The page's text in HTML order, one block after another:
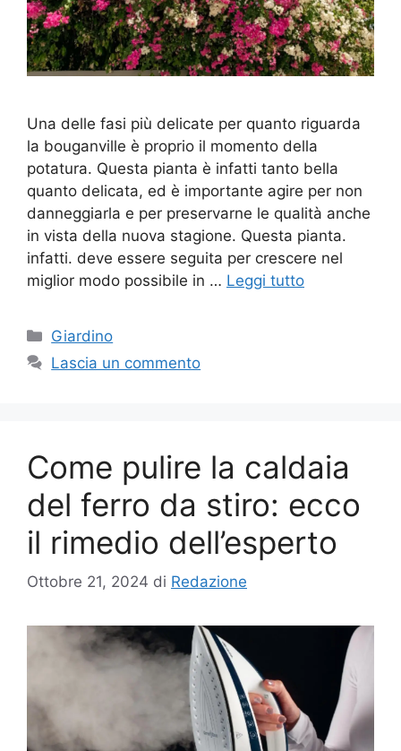
Una delle fasi più delicate per quanto riguarda
la bouganville è proprio il momento della
potatura. Questa pianta è infatti tanto bella
quanto delicata, ed è importante agire per non
danneggiarla e per preservarne le qualità anche
in vista della nuova stagione. Questa pianta.
infatti. deve essere seguita per crescere nel
miglior modo possibile in … Leggi tutto
Categorie
Giardino
Lascia un commento
Come pulire la caldaia
del ferro da stiro: ecco
il rimedio dell’esperto
Ottobre 21, 2024 di Redazione